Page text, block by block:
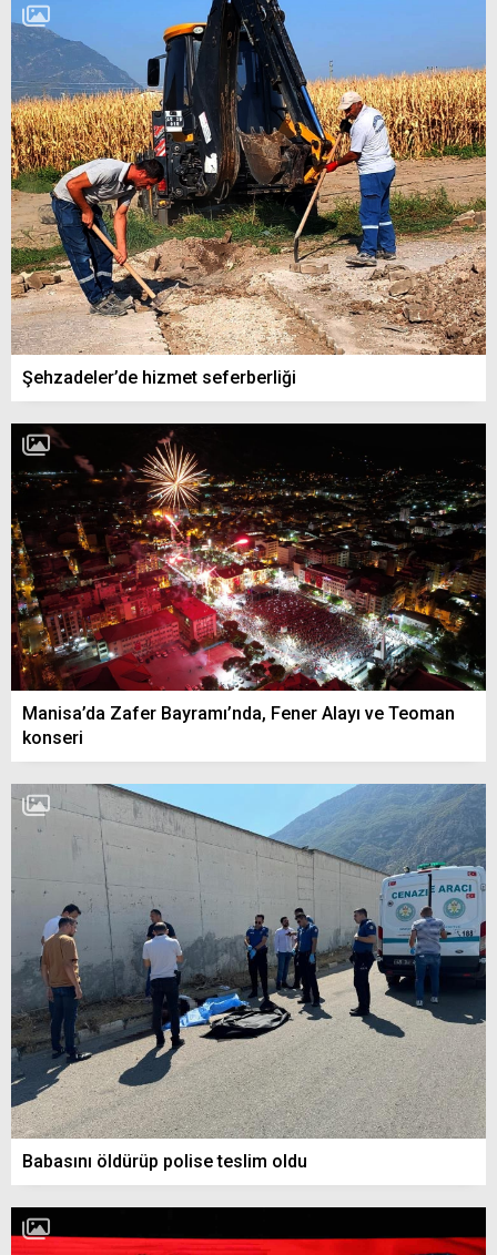
Şehzadeler’de hizmet seferberliği
Manisa’da Zafer Bayramı’nda, Fener Alayı ve Teoman
konseri
Babasını öldürüp polise teslim oldu